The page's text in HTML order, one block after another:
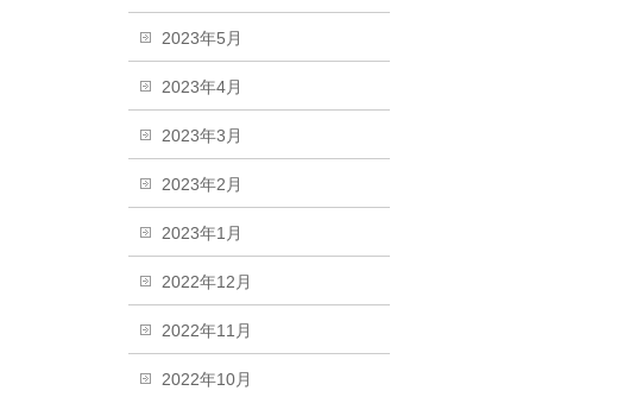
2023年5月
2023年4月
2023年3月
2023年2月
2023年1月
2022年12月
2022年11月
2022年10月